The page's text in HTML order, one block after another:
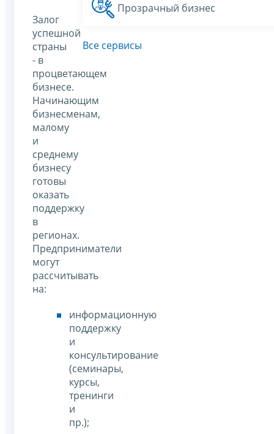
Залог
успешной
страны
- в
процветающем
бизнесе.
Начинающим
бизнесменам,
малому
и
среднему
бизнесу
готовы
оказать
поддержку
в
регионах.
Предприниматели
могут
рассчитывать
на:
информационную
поддержку
и
консультирование
(семинары,
курсы,
тренинги
и
пр.);
Прозрачный бизнес
Все сервисы